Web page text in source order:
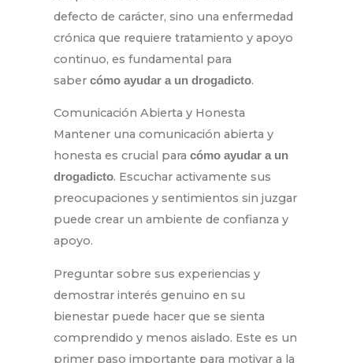
defecto de carácter, sino una enfermedad
crónica que requiere tratamiento y apoyo
continuo, es fundamental para
saber cómo ayudar a un drogadicto.
Comunicación Abierta y Honesta
Mantener una comunicación abierta y
honesta es crucial para cómo ayudar a un
drogadicto. Escuchar activamente sus
preocupaciones y sentimientos sin juzgar
puede crear un ambiente de confianza y
apoyo.
Preguntar sobre sus experiencias y
demostrar interés genuino en su
bienestar puede hacer que se sienta
comprendido y menos aislado. Este es un
primer paso importante para motivar a la